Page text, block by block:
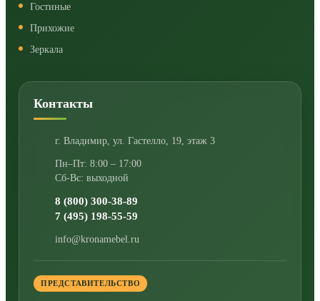
Гостиные
Прихожие
Зеркала
Контакты
г. Владимир ул. Гастелло, 19, этаж 3
Пн–Пт: 8:00 – 17:00
Сб-Вс: выходной
8 (800) 300-38-89
7 (495) 198-55-59
info@kronamebel.ru
ПРЕДСТАВИТЕЛЬСТВО